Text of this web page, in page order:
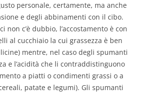
personale, certamente, ma anche
e degli abbinamenti con il cibo.
non c’è dubbio, l’accostamento è con
al cucchiaio la cui grassezza è ben
mentre, nel caso degli spumanti
e l’acidità che li contraddistinguono
a piatti o condimenti grassi o a
patate e legumi). Gli spumanti